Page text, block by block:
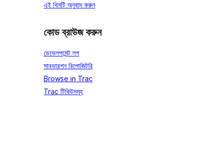
এই থিমটি অনুবাদ করুন
কোড ব্রাউজ করুন
ডেভেলপমেন্ট লগ
সাবভারশন রিপোজিটরি
Browse in Trac
Trac টিকিটসমূহ